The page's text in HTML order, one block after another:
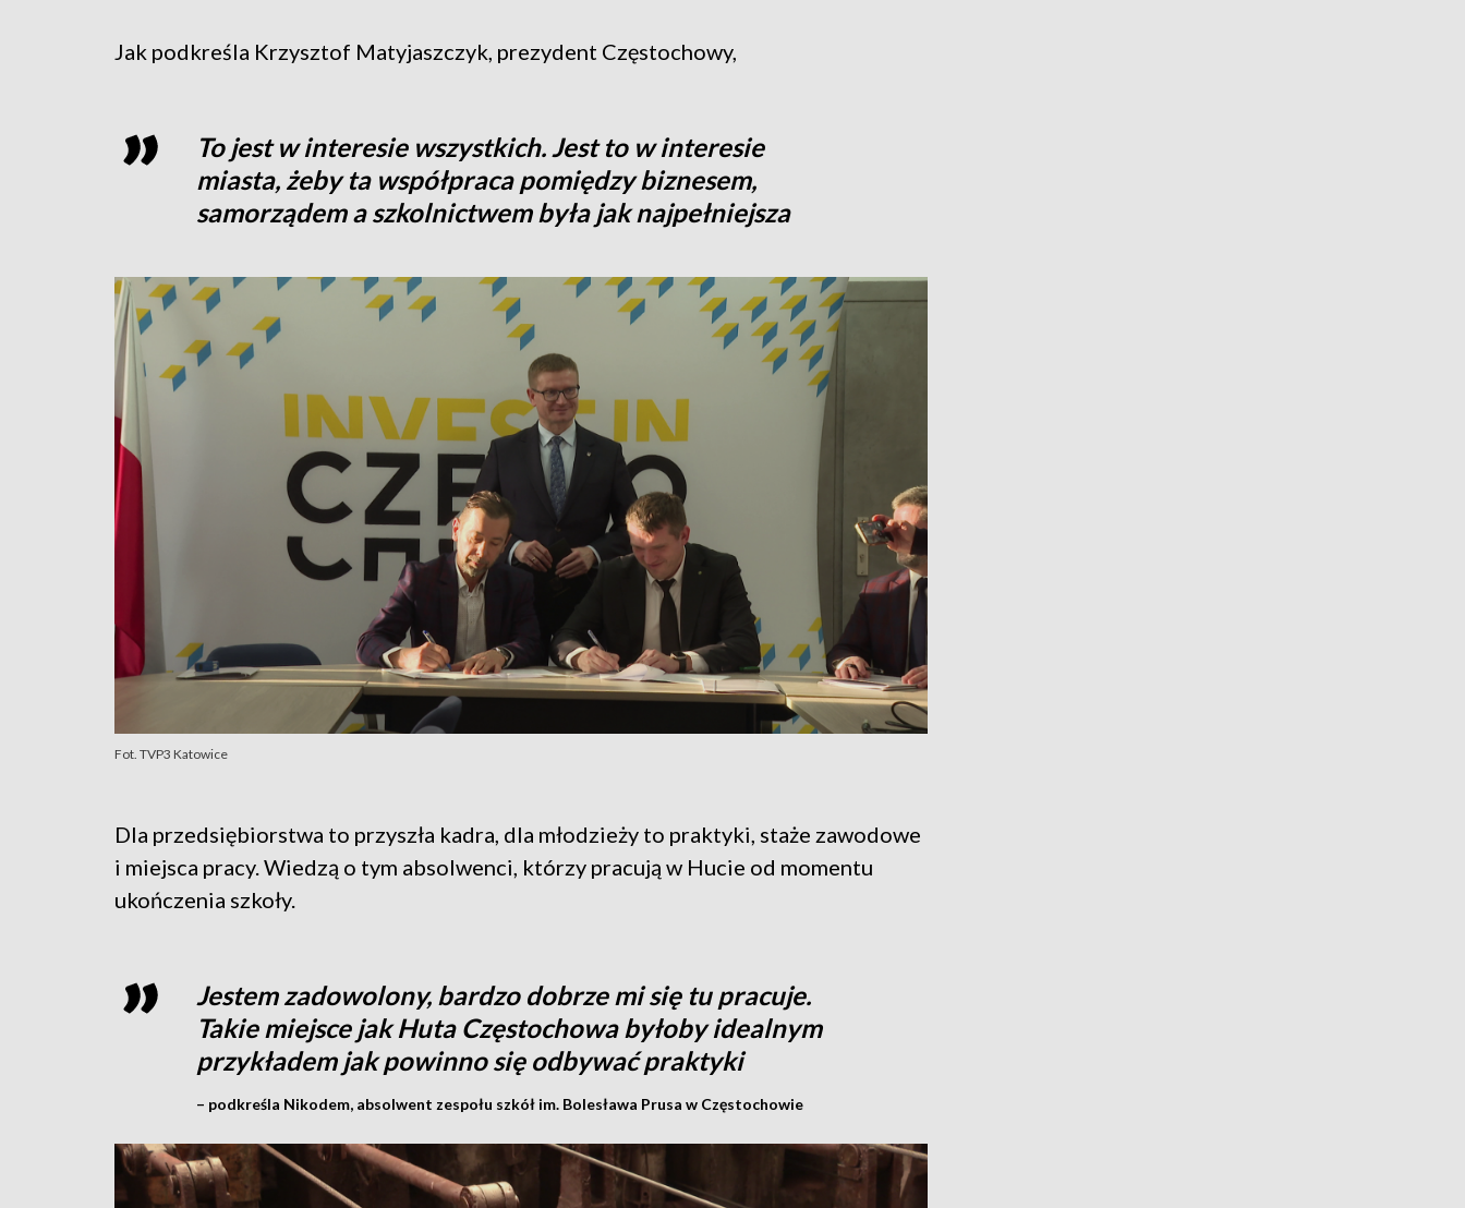
Jak podkreśla Krzysztof Matyjaszczyk, prezydent Częstochowy,
To jest w interesie wszystkich. Jest to w interesie
miasta, żeby ta współpraca pomiędzy biznesem,
samorządem a szkolnictwem była jak najpełniejsza
Fot. TVP3 Katowice
Dla przedsiębiorstwa to przyszła kadra, dla młodzieży to praktyki, staże zawodowe
i miejsca pracy. Wiedzą o tym absolwenci, którzy pracują w Hucie od momentu
ukończenia szkoły.
Jestem zadowolony, bardzo dobrze mi się tu pracuje.
Takie miejsce jak Huta Częstochowa byłoby idealnym
przykładem jak powinno się odbywać praktyki
– podkreśla Nikodem, absolwent zespołu szkół im. Bolesława Prusa w Częstochowie